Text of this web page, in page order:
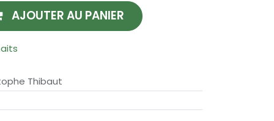
AJOUTER AU PANIER
Thibaut